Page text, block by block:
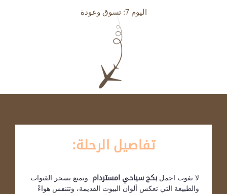
اليوم 7: تسوق وعودة
تفاصيل الرحلة:
لا تفوت اجمل بكج سياحي امستردام وتمتع بسحر القنوات
والطبيعة التي تعكس ألوان البيوت القديمة، وتتنفس هواءً